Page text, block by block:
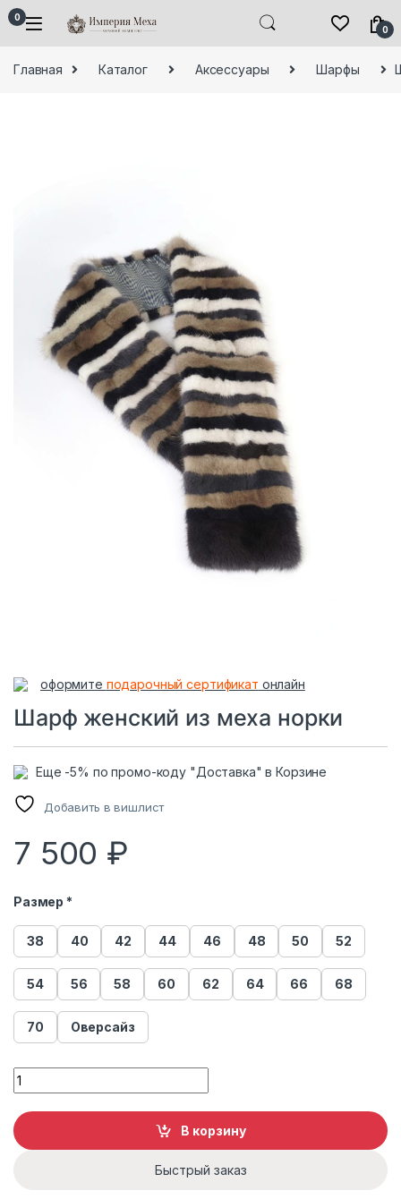
Skip to navigation
Skip to content
0
0
Главная Каталог Аксессуары Шарфы
оформите подарочный сертификат онлайн
Шарф женский из меха норки
Еще -5% по промо-коду "Доставка" в Корзине
Добавить в вишлист
7 500 ₽
Размер *
38 40 42 44 46 48 50 52
54 56 58 60 62 64 66 68
70 Оверсайз
Шарф женский из меха норки quantity
В корзину
Быстрый заказ